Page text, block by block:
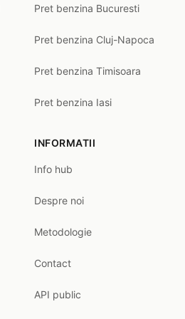
Pret benzina Bucuresti
Pret benzina Cluj-Napoca
Pret benzina Timisoara
Pret benzina Iasi
INFORMATII
Info hub
Despre noi
Metodologie
Contact
API public